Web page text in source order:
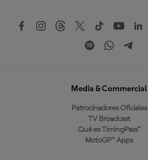
Media & Commercial
Patrocinadores Oficiales
TV Broadcast
Qué es TimingPass™
MotoGP™ Apps